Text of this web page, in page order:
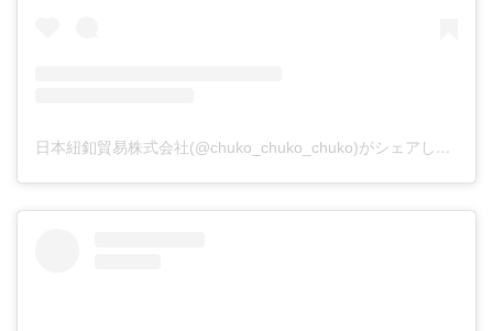
日本紐釦貿易株式会社(@chuko_chuko_chuko)がシェアした投稿